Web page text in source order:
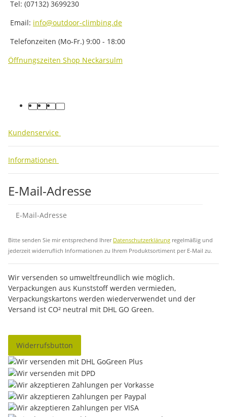
Tel: (07132) 3699230
Email: info@outdoor-climbing.de
Telefonzeiten (Mo-Fr.) 9:00 - 18:00
Öffnungszeiten Shop Neckarsulm
facebook
youtube
instagram
tiktok
Kundenservice
Informationen
E-Mail-Adresse
Bitte senden Sie mir entsprechend Ihrer Datenschutzerklärung regelmäßig und
jederzeit widerruflich Informationen zu Ihrem Produktsortiment per E-Mail zu.
Wir versenden so umweltfreundlich wie möglich.
Verpackungen aus Kunststoff werden vermieden,
Verpackungskartons werden wiederverwendet und der
Versand ist CO² neutral mit DHL GO Green.
Widerrufsbutton